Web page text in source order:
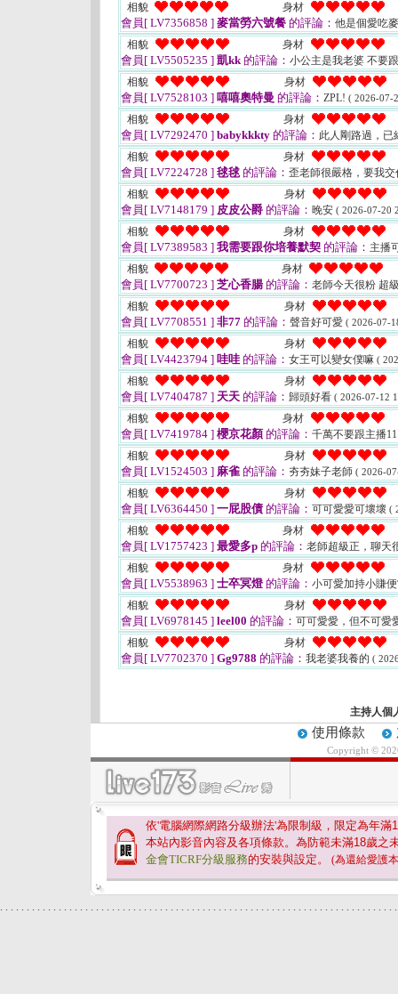
相貌
身材
會員[ LV7356858 ] 麥當勞六號餐 的評論： 他是個愛吃
相貌
身材
會員[ LV5505235 ] 凱kk的評論： 小公主是我老婆 不要
相貌
身材
會員[ LV7528103 ] 嘻嘻奧特曼 的評論： ZPL! ( 2026-07-
相貌 身材
會員[ LV7292470 ] babykkkty 的評論： 此人剛路過，
相貌
身材
會員[ LV7224728 ] 毬毬的評論： 歪老師很嚴格，要我
相貌
身材
會員[ LV7148179 ] 皮皮公爵 的評論： 晚安 ( 2026-07-20
相貌 身材
會員[ LV7389583 ] 我需要跟你培養默契 的評論： 主播
相貌
身材
會員[ LV7700723 ] 芝心香腸的評論： 老師今天很粉 超
相貌
身材
會員[ LV7708551 ] 非77 的評論： 聲音好可愛 ( 2026-07-
相貌 身材
會員[ LV4423794 ] 哇哇 的評論： 女王可以變女僕嘛 (
相貌 身材
會員[ LV7404787 ] 天天 的評論： 歸頭好看 ( 2026-07-12
相貌 身材
會員[ LV7419784 ] 櫻京花顏的評論： 千萬不要跟主播
相貌
身材
會員[ LV1524503 ] 麻雀 的評論： 夯夯妹子老師 ( 2026-
相貌 身材
會員[ LV6364450 ] 一屁股債 的評論： 可可愛愛可壞壞 (
相貌 身材
會員[ LV1757423 ] 最愛多p 的評論： 老師超級正，聊天
相貌
身材
會員[ LV5538963 ] 士卒冥燈 的評論： 小可愛加持小賺
相貌
身材
會員[ LV6978145 ] leel00 的評論： 可可愛愛，但不可愛
相貌
身材
會員[ LV7702370 ] Gg9788 的評論： 我老婆我養的 (
主持人個
使用條款
Copyright ©
依'電腦網際網路分級辦法'為限制級，限定為年滿
本站內影音內容及各項條款。為防範未滿18歲之
金會TICRF分級服務的安裝與設定。 (為還給愛護
. . . . . . . . . . . . . . . . . . . . . . . . . . . . . . . . . . . . . . . . . . . . . . . . . . . . . . . . . . . . . . . . . . . . . . . . . . .